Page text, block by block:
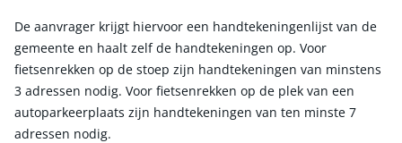
De aanvrager krijgt hiervoor een handtekeningenlijst van de
gemeente en haalt zelf de handtekeningen op. Voor
fietsenrekken op de stoep zijn handtekeningen van minstens
3 adressen nodig. Voor fietsenrekken op de plek van een
autoparkeerplaats zijn handtekeningen van ten minste 7
adressen nodig.